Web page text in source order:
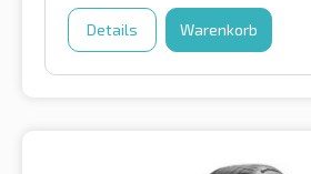
Details Warenkorb